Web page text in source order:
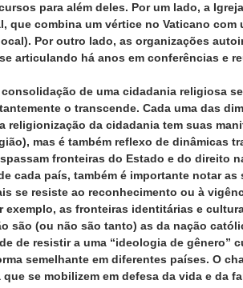
para além deles. Por um lado, a
que combina um vértice no Vaticano com
Por outro lado, as organizações
articulando há anos em conferências e
consolidação de uma cidadania religiosa
o transcende. Cada uma das
religionização da cidadania tem suas
mas é também reflexo de dinâmicas
fronteiras do Estado e do direito
cada país, também é importante notar as
se resiste ao reconhecimento ou à
exemplo, as fronteiras identitárias e
são (ou não são tanto) as da nação
de resistir a uma “ideologia de gênero”
semelhante em diferentes países. O
que se mobilizem em defesa da vida e da